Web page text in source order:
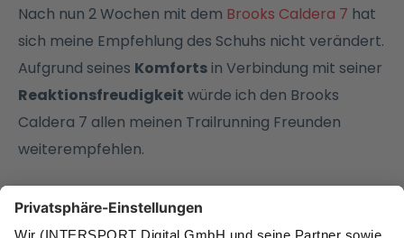
Nach nun 2 Wochen mit dem Brooks Caldera 7 hat
sich meine Empfehlung des Schuhs nicht verändert.
Aufgrund seines Komfortsin Verbindung mit seiner
Reaktionsfreudigkeit würde ich den Brooks
Caldera 7 allen meinen Trailrunning Freunden
weiterempfehlen.
neuen Trailrunningschuh aus dem Hause Brooks. Ich